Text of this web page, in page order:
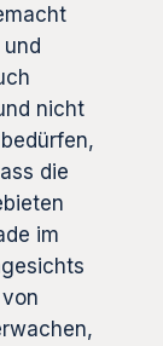
nicht
die
im